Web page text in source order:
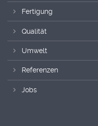
Fertigung
Qualität
Umwelt
Referenzen
Jobs